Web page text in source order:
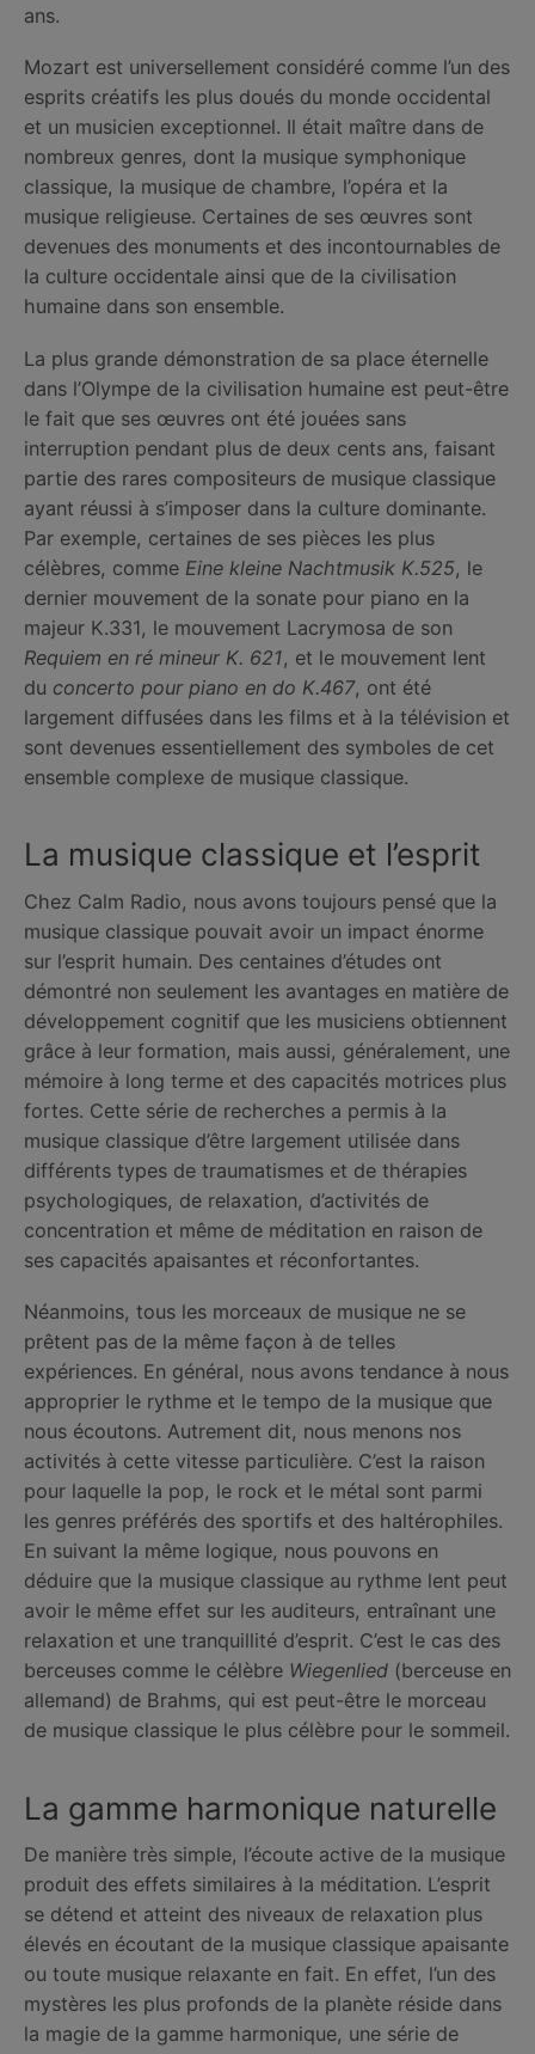
ans.
Mozart est universellement considéré comme l’un des
esprits créatifs les plus doués du monde occidental
et un musicien exceptionnel. Il était maître dans de
nombreux genres, dont la musique symphonique
classique, la musique de chambre, l’opéra et la
musique religieuse. Certaines de ses œuvres sont
devenues des monuments et des incontournables de
la culture occidentale ainsi que de la civilisation
humaine dans son ensemble.
La plus grande démonstration de sa place éternelle
dans l’Olympe de la civilisation humaine est peut-être
le fait que ses œuvres ont été jouées sans
interruption pendant plus de deux cents ans, faisant
partie des rares compositeurs de musique classique
ayant réussi à s’imposer dans la culture dominante.
Par exemple, certaines de ses pièces les plus
célèbres, comme Eine kleine Nachtmusik K.525, le
dernier mouvement de la sonate pour piano en la
majeur K.331, le mouvement Lacrymosa de son
Requiem en ré mineur K. 621, et le mouvement lent
du concerto pour piano en do K.467, ont été
largement diffusées dans les films et à la télévision et
sont devenues essentiellement des symboles de cet
ensemble complexe de musique classique.
La musique classique et l’esprit
Chez Calm Radio, nous avons toujours pensé que la
musique classique pouvait avoir un impact énorme
sur l’esprit humain. Des centaines d’études ont
démontré non seulement les avantages en matière de
développement cognitif que les musiciens obtiennent
grâce à leur formation, mais aussi, généralement, une
mémoire à long terme et des capacités motrices plus
fortes. Cette série de recherches a permis à la
musique classique d’être largement utilisée dans
différents types de traumatismes et de thérapies
psychologiques, de relaxation, d’activités de
concentration et même de méditation en raison de
ses capacités apaisantes et réconfortantes.
Néanmoins, tous les morceaux de musique ne se
prêtent pas de la même façon à de telles
expériences. En général, nous avons tendance à nous
approprier le rythme et le tempo de la musique que
nous écoutons. Autrement dit, nous menons nos
activités à cette vitesse particulière. C’est la raison
pour laquelle la pop, le rock et le métal sont parmi
les genres préférés des sportifs et des haltérophiles.
En suivant la même logique, nous pouvons en
déduire que la musique classique au rythme lent peut
avoir le même effet sur les auditeurs, entraînant une
relaxation et une tranquillité d’esprit. C’est le cas des
berceuses comme le célèbre Wiegenlied (berceuse en
allemand) de Brahms, qui est peut-être le morceau
de musique classique le plus célèbre pour le sommeil.
La gamme harmonique naturelle
De manière très simple, l’écoute active de la musique
produit des effets similaires à la méditation. L’esprit
se détend et atteint des niveaux de relaxation plus
élevés en écoutant de la musique classique apaisante
ou toute musique relaxante en fait. En effet, l’un des
mystères les plus profonds de la planète réside dans
la magie de la gamme harmonique, une série de